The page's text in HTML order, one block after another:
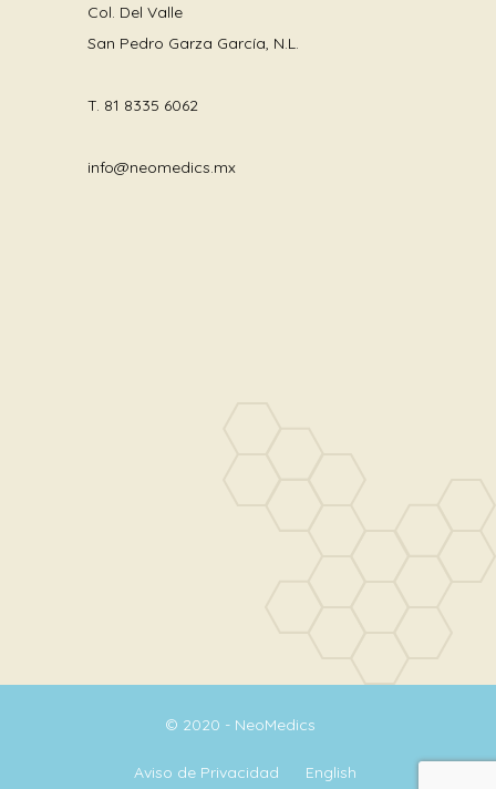
Col. Del Valle
San Pedro Garza García, N.L.
T. 81 8335 6062
info@neomedics.mx
© 2020 - NeoMedics
Aviso de Privacidad English